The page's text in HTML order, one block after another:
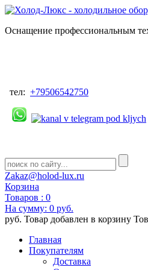
Оснащение профессиональным
тел: +79506542750
Zakaz@holod-lux.ru
Корзина
Товаров : 0
На сумму: 0 руб.
руб. Товар добавлен в корзину
Главная
Покупателям
Доставка